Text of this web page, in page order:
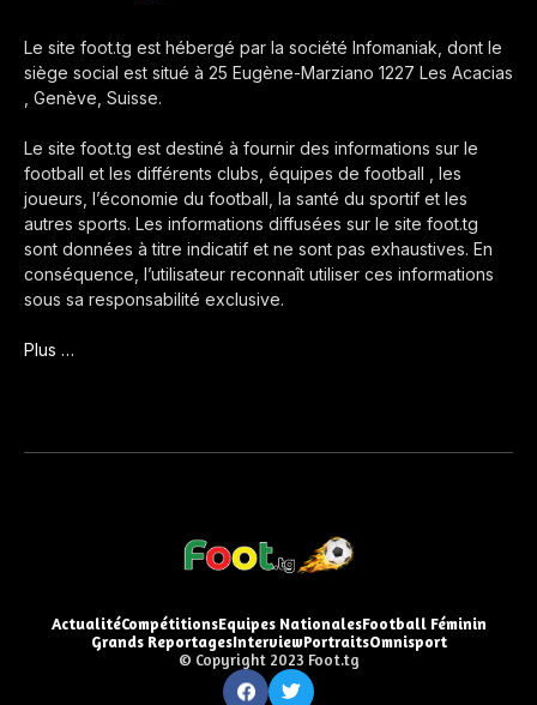
Le site foot.tg est hébergé par la société Infomaniak, dont le
siège social est situé à 25 Eugène-Marziano 1227 Les Acacias
, Genève, Suisse.
Le site foot.tg est destiné à fournir des informations sur le
football et les différents clubs, équipes de football , les
joueurs, l’économie du football, la santé du sportif et les
autres sports. Les informations diffusées sur le site foot.tg
sont données à titre indicatif et ne sont pas exhaustives. En
conséquence, l’utilisateur reconnaît utiliser ces informations
sous sa responsabilité exclusive.
Plus …
ActualitéCompétitionsEquipes NationalesFootball Féminin
Grands ReportagesInterviewPortraitsOmnisport
© Copyright 2023 Foot.tg